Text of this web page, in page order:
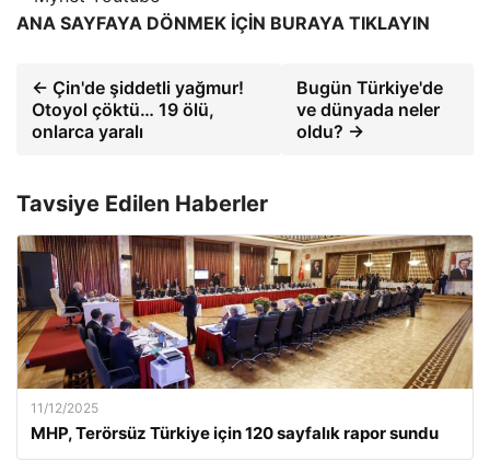
ANA SAYFAYA DÖNMEK İÇİN BURAYA TIKLAYIN
← Çin'de şiddetli yağmur!
Otoyol çöktü… 19 ölü,
onlarca yaralı
Bugün Türkiye'de
ve dünyada neler
oldu? →
Tavsiye Edilen Haberler
11/12/2025
MHP, Terörsüz Türkiye için 120 sayfalık rapor sundu